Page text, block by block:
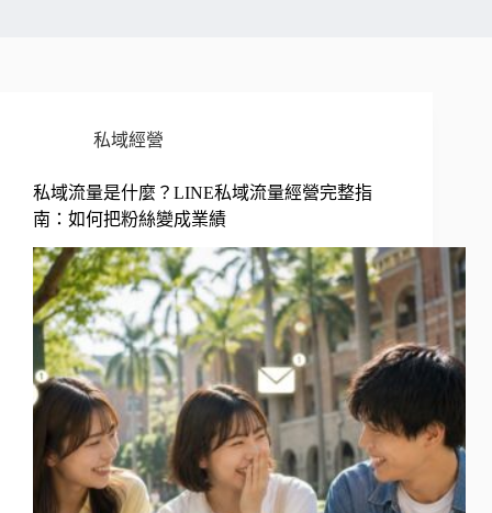
私域經營
私域流量是什麼？LINE私域流量經營完整指
南：如何把粉絲變成業績